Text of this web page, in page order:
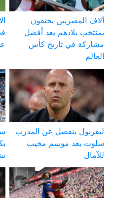
آلاف المصريين يحتفون
بمنتخب بلادهم بعد أفضل
مشاركة في تاريخ كأس
العالم
ليفربول ينفصل عن المدرب
سلوت بعد موسم مخيب
للآمال